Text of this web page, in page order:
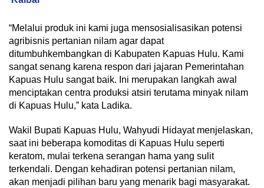
“Melalui produk ini kami juga mensosialisasikan potensi
agribisnis pertanian nilam agar dapat
ditumbuhkembangkan di Kabupaten Kapuas Hulu. Kami
sangat senang karena respon dari jajaran Pemerintahan
Kapuas Hulu sangat baik. Ini merupakan langkah awal
menciptakan centra produksi atsiri terutama minyak nilam
di Kapuas Hulu,” kata Ladika.
Wakil Bupati Kapuas Hulu, Wahyudi Hidayat menjelaskan,
saat ini beberapa komoditas di Kapuas Hulu seperti
keratom, mulai terkena serangan hama yang sulit
terkendali. Dengan kehadiran potensi pertanian nilam,
akan menjadi pilihan baru yang menarik bagi masyarakat.